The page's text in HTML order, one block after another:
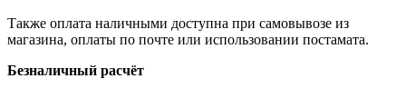
Также оплата наличными доступна при самовывозе из
магазина, оплаты по почте или использовании постамата.
Безналичный расчёт